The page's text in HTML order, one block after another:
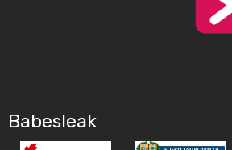
Babesleak